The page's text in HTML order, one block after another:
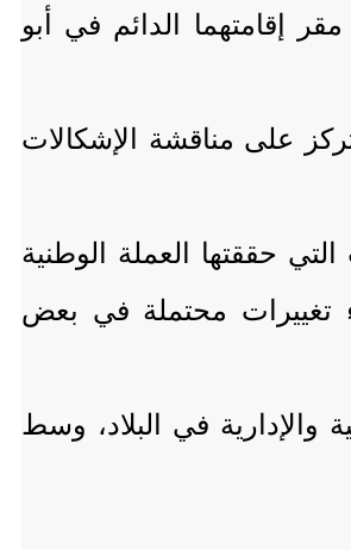
إقامتهما الدائم في أبو
على مناقشة الإشكالات
حققتها العملة الوطنية
تغييرات محتملة في بعض
في البلاد، وسط